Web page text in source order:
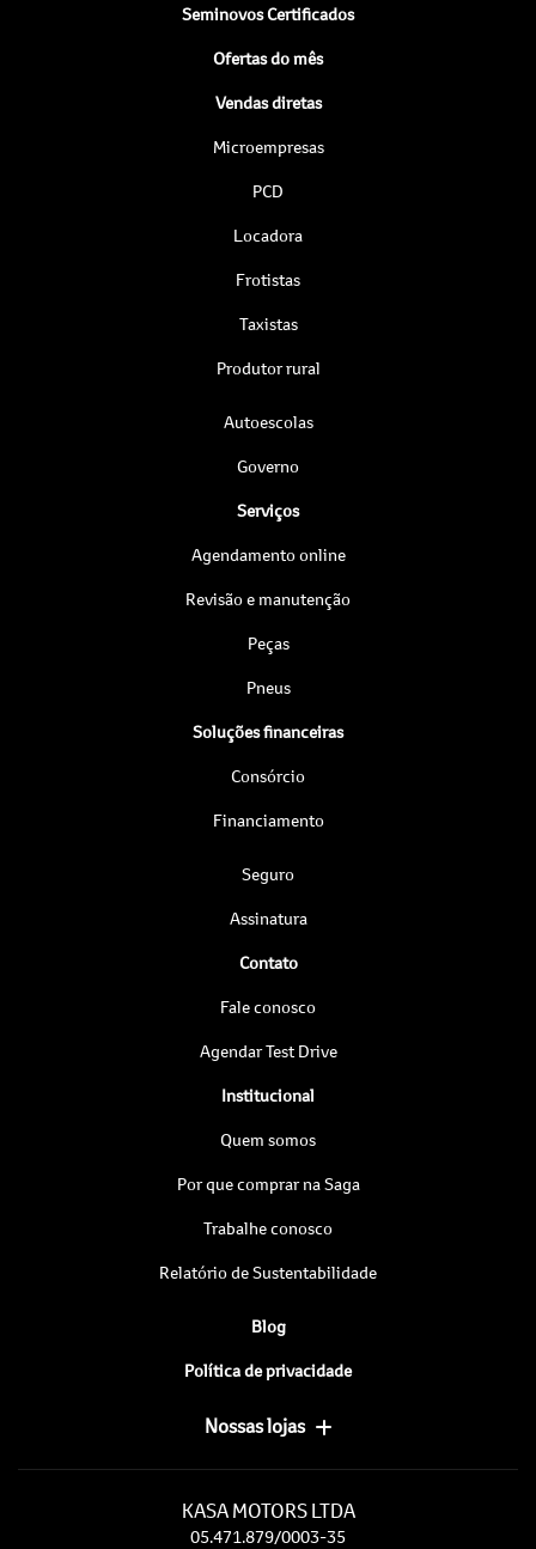
Seminovos Certificados
Ofertas do mês
Vendas diretas
Microempresas
PCD
Locadora
Frotistas
Taxistas
Produtor rural
Autoescolas
Governo
Serviços
Agendamento online
Revisão e manutenção
Peças
Pneus
Soluções financeiras
Consórcio
Financiamento
Seguro
Assinatura
Contato
Fale conosco
Agendar Test Drive
Institucional
Quem somos
Por que comprar na Saga
Trabalhe conosco
Relatório de Sustentabilidade
Blog
Política de privacidade
Nossas lojas
KASA MOTORS LTDA
05.471.879/0003-35